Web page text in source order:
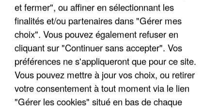
6 août 2026
Une touriste de l’Oise emportée par une coulée de
boue en Haute-Savoie
Son corps a été retrouvé à cinq kilomètres de là.
et fermer", ou affiner en sélectionnant les
finalités et/ou partenaires dans "Gérer mes
choix". Vous pouvez également refuser en
cliquant sur "Continuer sans accepter". Vos
préférences ne s'appliqueront que pour ce site.
Vous pouvez mettre à jour vos choix, ou retirer
votre consentement à tout moment via le lien
"Gérer les cookies" situé en bas de chaque